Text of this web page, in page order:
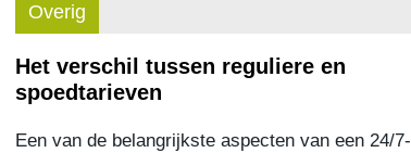
Overig
Het verschil tussen reguliere en
spoedtarieven
Een van de belangrijkste aspecten van een 24/7-